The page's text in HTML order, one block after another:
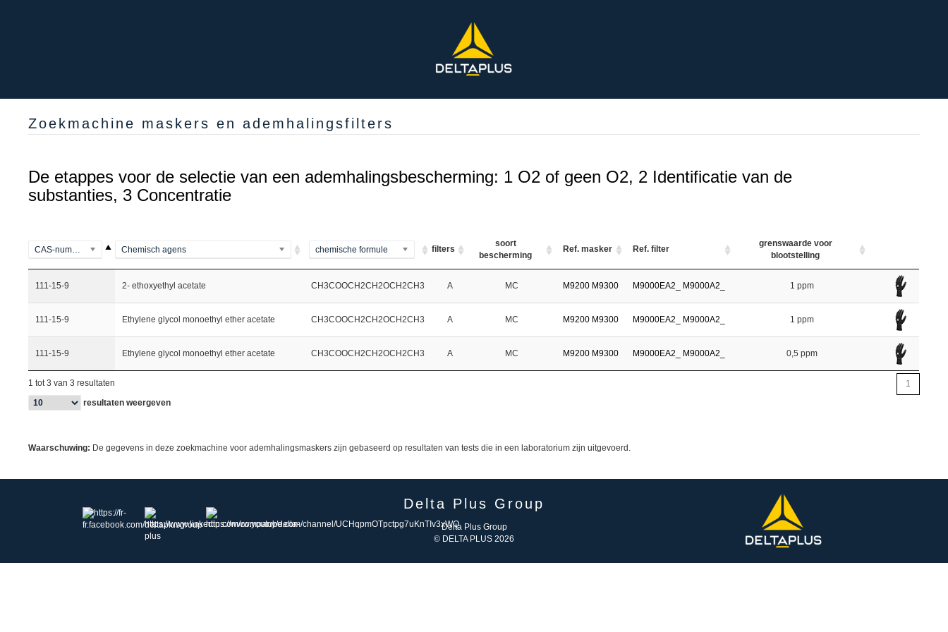
Zoekmachine maskers en ademhalingsfilters
De etappes voor de selectie van een ademhalingsbescherming: 1 O2 of geen O2, 2 Identificatie van de
substanties, 3 Concentratie
CAS-nummer Chemisch agens chemische formule filters
soort
bescherming
Ref. masker Ref. filter
grenswaarde voor
blootstelling
111-15-9 2- ethoxyethyl acetate CH3COOCH2CH2OCH2CH3 A MC M9200 M9300 M9000EA2_ M9000A2_ 1 ppm
111-15-9 Ethylene glycol monoethyl ether acetate CH3COOCH2CH2OCH2CH3 A MC M9200 M9300 M9000EA2_ M9000A2_ 1 ppm
111-15-9 Ethylene glycol monoethyl ether acetate CH3COOCH2CH2OCH2CH3 A MC M9200 M9300 M9000EA2_ M9000A2_ 0,5 ppm
1 tot 3 van 3 resultaten
1
resultaten weergeven
Waarschuwing: De gegevens in deze zoekmachine voor ademhalingsmaskers zijn gebaseerd op resultaten van tests die in een laboratorium zijn uitgevoerd.
Delta Plus Group
Delta Plus Group
© DELTA PLUS 2026